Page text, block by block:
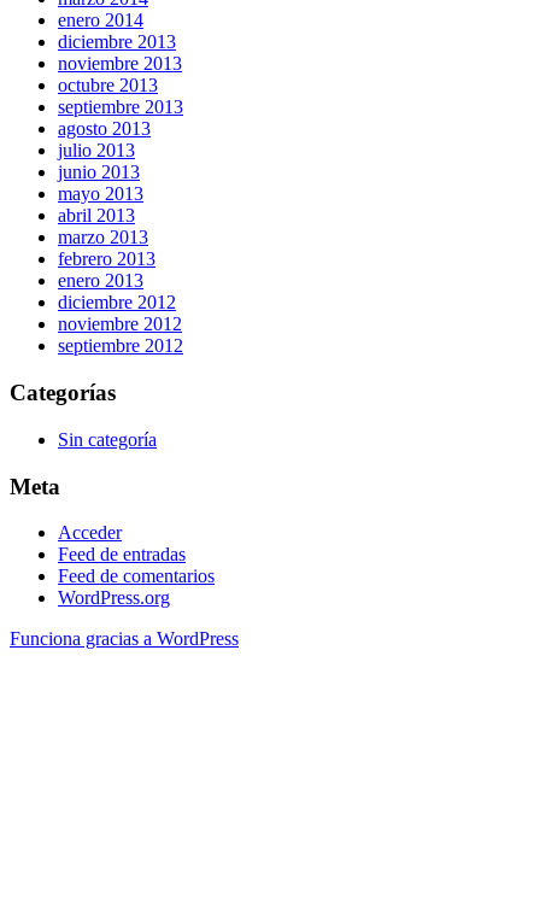
enero 2014
diciembre 2013
noviembre 2013
octubre 2013
septiembre 2013
agosto 2013
julio 2013
junio 2013
mayo 2013
abril 2013
marzo 2013
febrero 2013
enero 2013
diciembre 2012
noviembre 2012
septiembre 2012
Categorías
Sin categoría
Meta
Acceder
Feed de entradas
Feed de comentarios
WordPress.org
Funciona gracias a WordPress